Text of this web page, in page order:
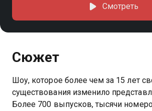
Смотреть
Сюжет
Шоу, которое более чем за 15 лет
существования изменило
Более 700 выпусков, тысячи